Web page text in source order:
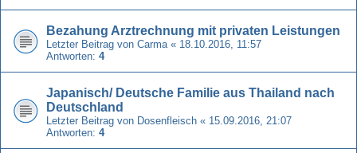
Bezahung Arztrechnung mit privaten Leistungen
Letzter Beitrag von Carma « 18.10.2016, 11:57
Antworten: 4
Japanisch/ Deutsche Familie aus Thailand nach
Deutschland
Letzter Beitrag von Dosenfleisch « 15.09.2016, 21:07
Antworten: 4